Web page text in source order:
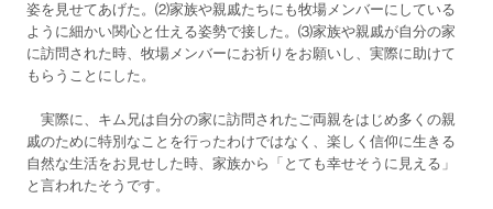
姿を見せてあげた。⑵家族や親戚たちにも牧場メンバーにしている
ように細かい関心と仕える姿勢で接した。⑶家族や親戚が自分の家
に訪問された時、牧場メンバーにお祈りをお願いし、実際に助けて
もらうことにした。
実際に、キム兄は自分の家に訪問されたご両親をはじめ多くの親
戚のために特別なことを行ったわけではなく、楽しく信仰に生きる
自然な生活をお見せした時、家族から「とても幸せそうに見える」
と言われたそうです。